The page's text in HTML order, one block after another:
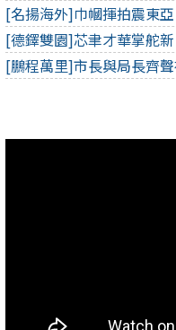
[德鐸雙園]芯聿才華掌舵
[鵬程萬里]市長與局長齊
[揚威國際]南門小將桌壇
[出類拔萃]狂賀！本校許
[聲動梁塵]賀~本校參加